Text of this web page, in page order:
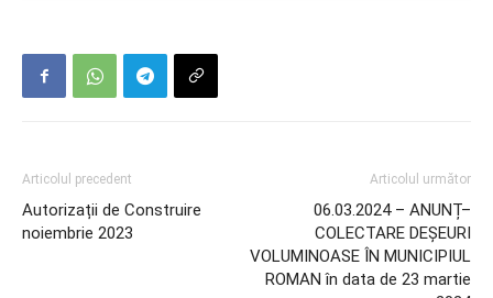
Articolul precedent
Autorizații de Construire
noiembrie 2023
Articolul următor
06.03.2024 – ANUNȚ–
COLECTARE DEȘEURI
VOLUMINOASE ÎN MUNICIPIUL
ROMAN în data de 23 martie